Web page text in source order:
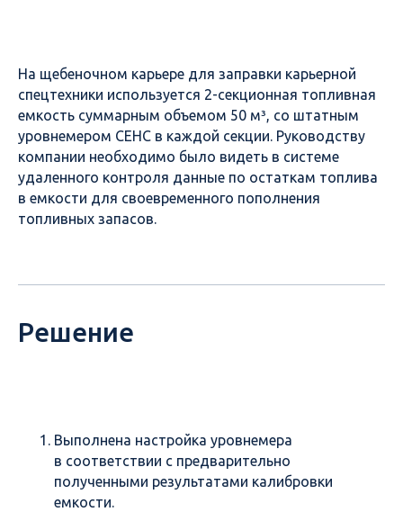
На щебеночном карьере для заправки карьерной
спецтехники используется 2-секционная топливная
емкость суммарным объемом 50 м³, со штатным
уровнемером СЕНС в каждой секции. Руководству
компании необходимо было видеть в системе
удаленного контроля данные по остаткам топлива
в емкости для своевременного пополнения
топливных запасов.
Решение
Выполнена настройка уровнемера
в соответствии с предварительно
полученными результатами калибровки
емкости.